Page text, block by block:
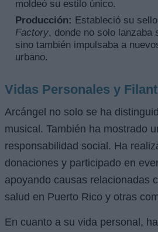
moldeó su estilo único.
Producción: Estableció su
Factory, donde no solo lanzaba
sino también impulsaba a
urbano.
Vidas Personales y
Arcángel no solo se ha
musical. También ha mostrado
responsabilidad social. Ha
donaciones y participado en
apoyando causas relacionadas
salud en Puerto Rico y otras
En cuanto a su vida personal,